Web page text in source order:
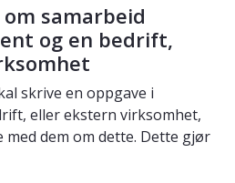
samarbeid
og en bedrift,
skrive en oppgave i
eller ekstern virksomhet,
med dem om dette. Dette gjør